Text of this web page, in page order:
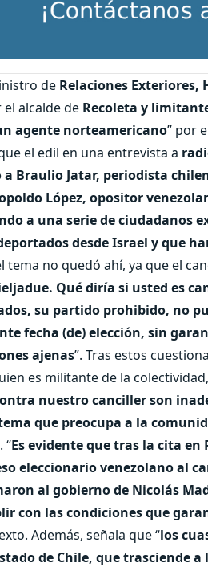
de Relaciones Exteriores,
alcalde de Recoleta y
agente norteamericano” por
el edil en una entrevista a
Braulio Jatar, periodista
López, opositor
a una serie de ciudadanos
desde Israel y que
tema no quedó ahí, ya que el
Qué diría si usted es
su partido prohibido, no
fecha (de) elección, sin
ajenas”. Tras estos
es militante de la
nuestro canciller son
que preocupa a la
“Es evidente que tras la cita en
eleccionario venezolano al
al gobierno de Nicolás
con las condiciones que
Además, señala que “los
de Chile, que trasciende